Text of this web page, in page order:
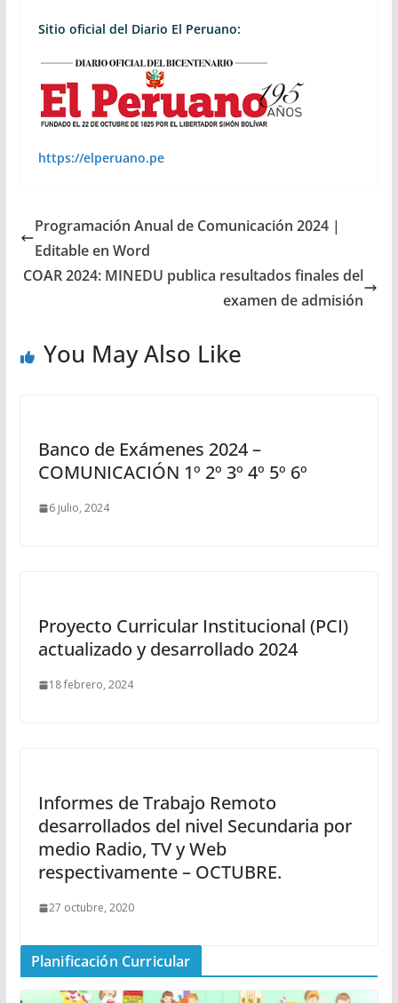
Sitio oficial del Diario El Peruano:
https://elperuano.pe
Programación Anual de Comunicación 2024 |
Editable en Word
COAR 2024: MINEDU publica resultados finales del
examen de admisión
You May Also Like
Banco de Exámenes 2024 –
COMUNICACIÓN 1º 2º 3º 4º 5º 6º
6 julio, 2024
Proyecto Curricular Institucional (PCI)
actualizado y desarrollado 2024
18 febrero, 2024
Informes de Trabajo Remoto
desarrollados del nivel Secundaria por
medio Radio, TV y Web
respectivamente – OCTUBRE.
27 octubre, 2020
Planificación Curricular